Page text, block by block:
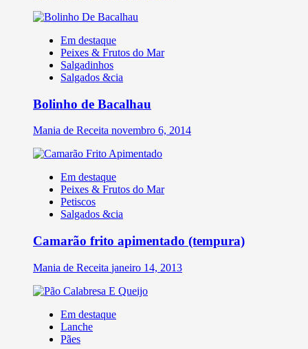
Em destaque
Peixes & Frutos do Mar
Salgadinhos
Salgados &cia
Bolinho de Bacalhau
Mania de Receita novembro 6, 2014
Em destaque
Peixes & Frutos do Mar
Petiscos
Salgados &cia
Camarão frito apimentado (tempura)
Mania de Receita janeiro 14, 2013
Em destaque
Lanche
Pães